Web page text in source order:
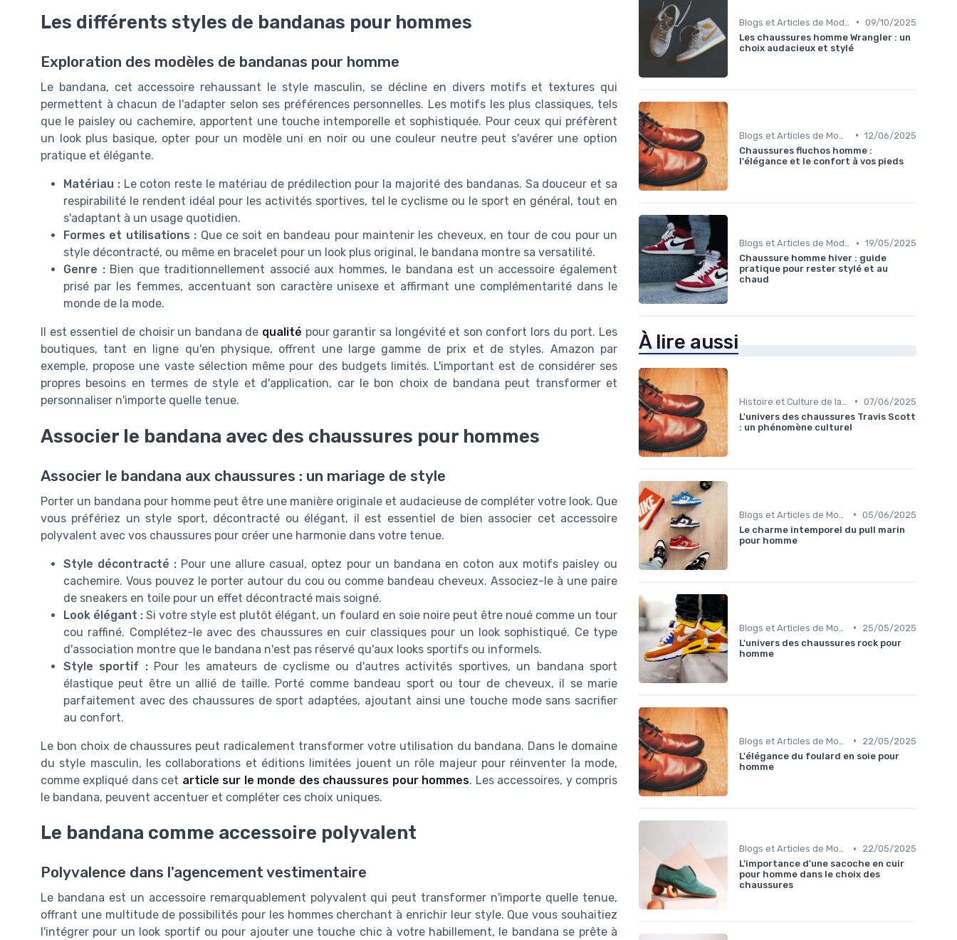
Les différents styles de bandanas pour hommes
Exploration des modèles de bandanas pour homme
Le bandana, cet accessoire rehaussant le style masculin, se décline en divers motifs et textures qui
permettent à chacun de l'adapter selon ses préférences personnelles. Les motifs les plus classiques, tels
que le paisley ou cachemire, apportent une touche intemporelle et sophistiquée. Pour ceux qui préfèrent
un look plus basique, opter pour un modèle uni en noir ou une couleur neutre peut s'avérer une option
pratique et élégante.
Matériau :Le coton reste le matériau de prédilection pour la majorité des bandanas. Sa douceur et sa
respirabilité le rendent idéal pour les activités sportives, tel le cyclisme ou le sport en général, tout en
s'adaptant à un usage quotidien.
Formes et utilisations : Que ce soit en bandeau pour maintenir les cheveux, en tour de cou pour un
style décontracté, ou même en bracelet pour un look plus original, le bandana montre sa versatilité.
Genre :Bien que traditionnellement associé aux hommes, le bandana est un accessoire également
prisé par les femmes, accentuant son caractère unisexe et affirmant une complémentarité dans le
monde de la mode.
Il est essentiel de choisir un bandana de qualité pour garantir sa longévité et son confort lors du port. Les
boutiques, tant en ligne qu'en physique, offrent une large gamme de prix et de styles. Amazon par
exemple, propose une vaste sélection même pour des budgets limités. L'important est de considérer ses
propres besoins en termes de style et d'application, car le bon choix de bandana peut transformer et
personnaliser n'importe quelle tenue.
Associer le bandana avec des chaussures pour hommes
Associer le bandana aux chaussures : un mariage de style
Porter un bandana pour homme peut être une manière originale et audacieuse de compléter votre look. Que
vous préfériez un style sport, décontracté ou élégant, il est essentiel de bien associer cet accessoire
polyvalent avec vos chaussures pour créer une harmonie dans votre tenue.
Style décontracté : Pour une allure casual, optez pour un bandana en coton aux motifs paisley ou
cachemire. Vous pouvez le porter autour du cou ou comme bandeau cheveux. Associez-le à une paire
de sneakers en toile pour un effet décontracté mais soigné.
Look élégant : Si votre style est plutôt élégant, un foulard en soie noire peut être noué comme un tour
cou raffiné. Complétez-le avec des chaussures en cuir classiques pour un look sophistiqué. Ce type
d'association montre que le bandana n'est pas réservé qu'aux looks sportifs ou informels.
Style sportif :Pour les amateurs de cyclisme ou d'autres activités sportives, un bandana sport
élastique peut être un allié de taille. Porté comme bandeau sport ou tour de cheveux, il se marie
parfaitement avec des chaussures de sport adaptées, ajoutant ainsi une touche mode sans sacrifier
au confort.
Le bon choix de chaussures peut radicalement transformer votre utilisation du bandana. Dans le domaine
du style masculin, les collaborations et éditions limitées jouent un rôle majeur pour réinventer la mode,
comme expliqué dans cet article sur le monde des chaussures pour hommes. Les accessoires, y compris
le bandana, peuvent accentuer et compléter ces choix uniques.
Le bandana comme accessoire polyvalent
Polyvalence dans l'agencement vestimentaire
Le bandana est un accessoire remarquablement polyvalent qui peut transformer n'importe quelle tenue,
offrant une multitude de possibilités pour les hommes cherchant à enrichir leur style. Que vous souhaitiez
l'intégrer pour un look sportif ou pour ajouter une touche chic à votre habillement, le bandana se prête à
• 09/10/2025
Les chaussures homme Wrangler : un
choix audacieux et stylé
• 12/06/2025
Chaussures fluchos homme :
l'élégance et le confort à vos pieds
Blogs et Articles de Mode • 19/05/2025
Chaussure homme hiver : guide
pratique pour rester stylé et au
chaud
À lire aussi
• 07/06/2025
L'univers des chaussures Travis Scott
: un phénomène culturel
• 05/06/2025
Le charme intemporel du pull marin
pour homme
•
25/05/2025
L'univers des chaussures rock pour
homme
•
22/05/2025
L'élégance du foulard en soie pour
homme
Blogs et Articles de Mode •
22/05/2025
L'importance d'une sacoche en cuir
pour homme dans le choix des
chaussures